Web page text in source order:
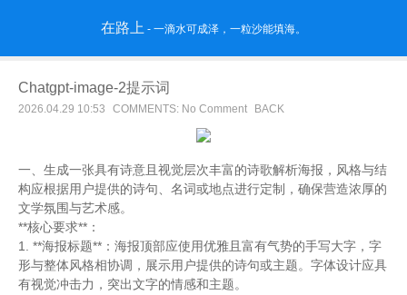
在路上 - 一滴水可成泽，一粒沙能填海。
Chatgpt-image-2提示词
2026.04.29 10:53 COMMENTS: No Comment BACK
一、生成一张具有诗意且视觉层次丰富的诗歌解析海报，风格与结
构应根据用户提供的诗句、名词或地点进行定制，确保营造浓厚的
文学氛围与艺术感。
**核心要求**：
1. **海报标题**：海报顶部应使用优雅且富有气势的手写大字，字
形与整体风格相协调，展示用户提供的诗句或主题。字体设计应具
有视觉冲击力，突出文字的情感和主题。